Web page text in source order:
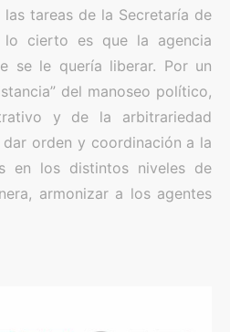
tareas de la Secretaría de
lo cierto es que la agencia
se le quería liberar. Por un
del manoseo político,
y de la arbitrariedad
orden y coordinación a la
en los distintos niveles de
armonizar a los agentes